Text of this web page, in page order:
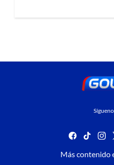
facebook
tiktok
Más contenido